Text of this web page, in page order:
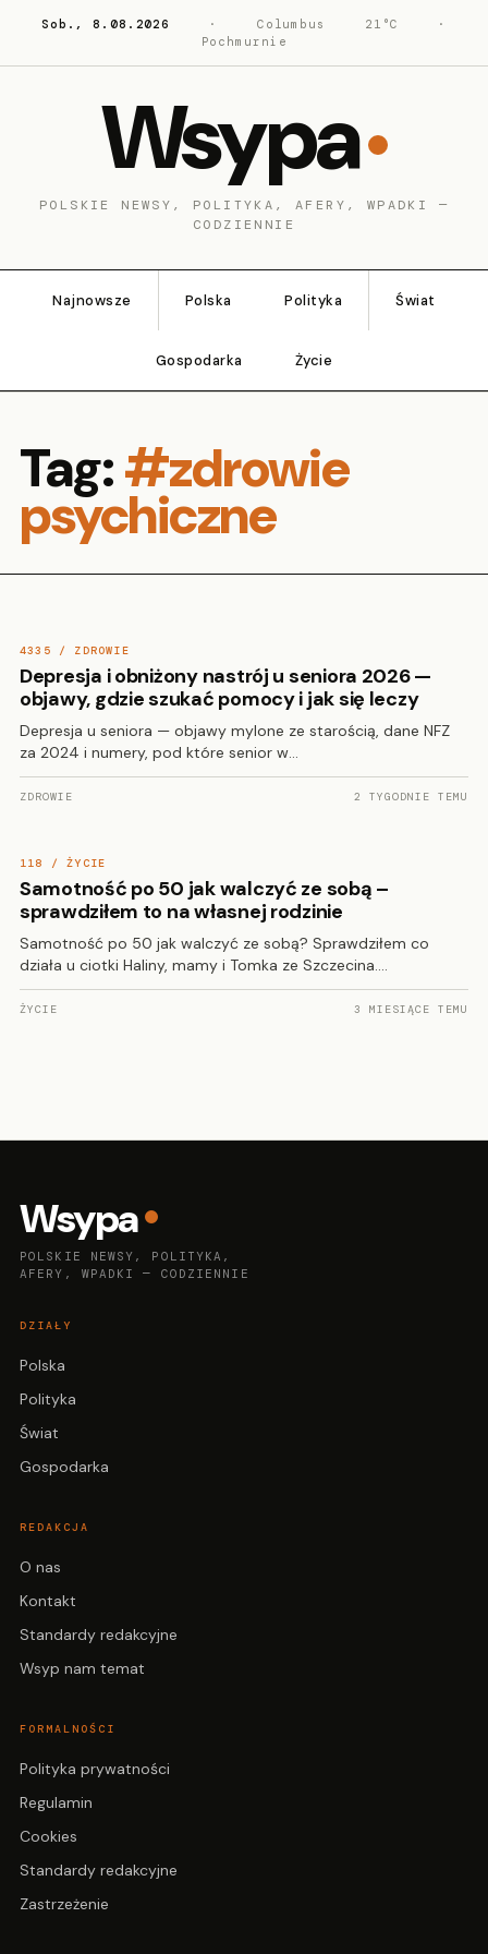
Sob., 8.08.2026 · Columbus 21°C
·
Pochmurnie
Wsypa
POLSKIE NEWSY, POLITYKA, AFERY, WPADKI —
CODZIENNIE
Najnowsze Polska Polityka Świat
Gospodarka Życie
Tag:#zdrowie
psychiczne
4335 / ZDROWIE
Depresja i obniżony nastrój u seniora 2026 —
objawy, gdzie szukać pomocy i jak się leczy
Depresja u seniora — objawy mylone ze starością, dane NFZ
za 2024 i numery, pod które senior w…
ZDROWIE 2 TYGODNIE TEMU
118 / ŻYCIE
Samotność po 50 jak walczyć ze sobą –
sprawdziłem to na własnej rodzinie
Samotność po 50 jak walczyć ze sobą? Sprawdziłem co
działa u ciotki Haliny, mamy i Tomka ze Szczecina.…
ŻYCIE 3 MIESIĄCE TEMU
Wsypa
POLSKIE NEWSY, POLITYKA,
AFERY, WPADKI — CODZIENNIE
DZIAŁY
Polska
Polityka
Świat
Gospodarka
REDAKCJA
O nas
Kontakt
Standardy redakcyjne
Wsyp nam temat
FORMALNOŚCI
Polityka prywatności
Regulamin
Cookies
Standardy redakcyjne
Zastrzeżenie